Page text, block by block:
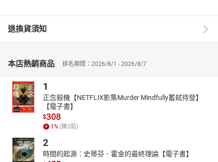
退換貨須知
本店熱銷商品 排名期間：2026/8/1 - 2026/8/7
1
正念殺機【NETFLIX影集Murder Mindfully蓄弒待發】
【電子書】
$308
1% (賺3點)
2
時間的起源：史蒂芬．霍金的最終理論【電子書】